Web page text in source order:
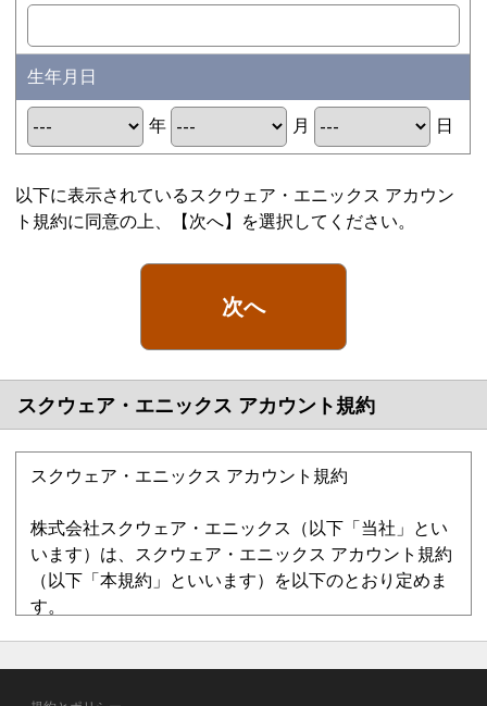
生年月日
年 月 日
以下に表示されているスクウェア・エニックス アカウン
ト規約に同意の上、【次へ】を選択してください。
次へ
スクウェア・エニックス アカウント規約
スクウェア・エニックス アカウント規約
株式会社スクウェア・エニックス（以下「当社」とい
います）は、スクウェア・エニックス アカウント規約
（以下「本規約」といいます）を以下のとおり定めま
す。